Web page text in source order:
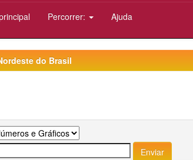
Percorrer: Ajuda
do Brasil